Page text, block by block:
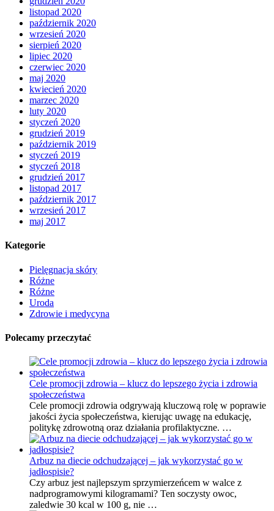
listopad 2020
październik 2020
wrzesień 2020
sierpień 2020
lipiec 2020
czerwiec 2020
maj 2020
kwiecień 2020
marzec 2020
luty 2020
styczeń 2020
grudzień 2019
październik 2019
styczeń 2019
styczeń 2018
grudzień 2017
listopad 2017
październik 2017
wrzesień 2017
maj 2017
Kategorie
Pielęgnacja skóry
Różne
Różne
Uroda
Zdrowie i medycyna
Polecamy przeczytać
Cele promocji zdrowia – klucz do lepszego życia i zdrowia
społeczeństwa
Cele promocji zdrowia odgrywają kluczową rolę w poprawie
jakości życia społeczeństwa, kierując uwagę na edukację,
politykę zdrowotną oraz działania profilaktyczne. …
Arbuz na diecie odchudzającej – jak wykorzystać go w
jadłospisie?
Czy arbuz jest najlepszym sprzymierzeńcem w walce z
nadprogramowymi kilogramami? Ten soczysty owoc,
zaledwie 30 kcal w 100 g, nie …